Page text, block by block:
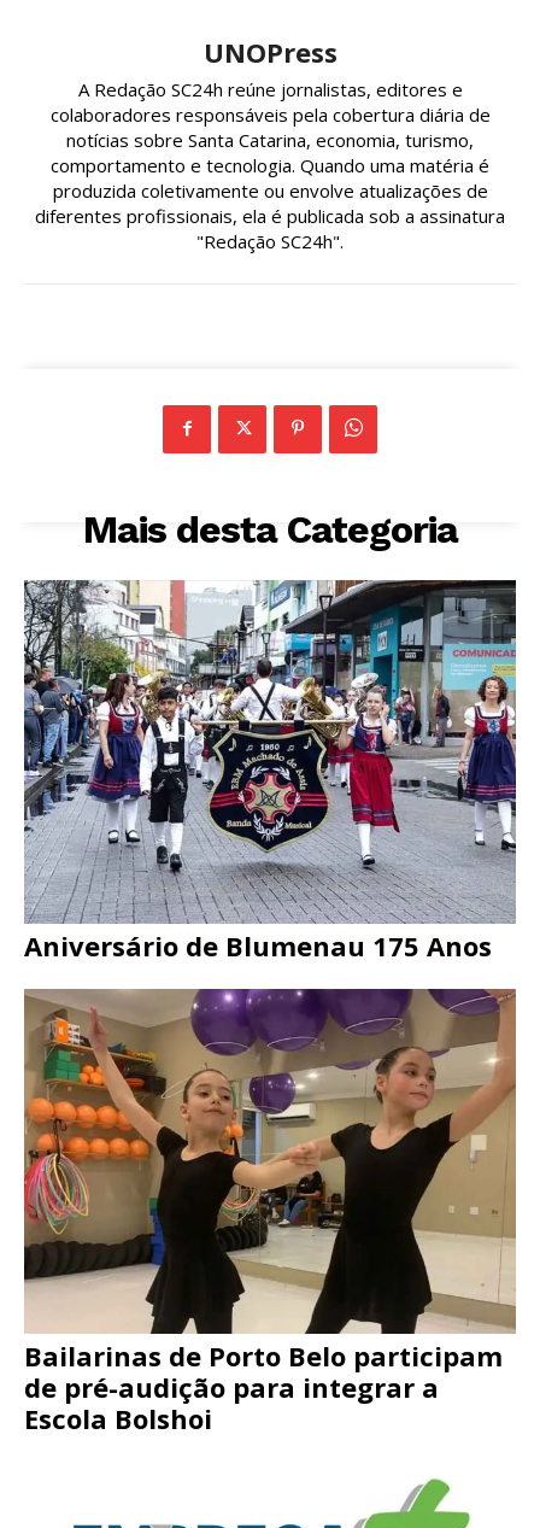
UNOPress
A Redação SC24h reúne jornalistas, editores e
colaboradores responsáveis pela cobertura diária de
notícias sobre Santa Catarina, economia, turismo,
comportamento e tecnologia. Quando uma matéria é
produzida coletivamente ou envolve atualizações de
diferentes profissionais, ela é publicada sob a assinatura
"Redação SC24h".
Mais desta Categoria
Aniversário de Blumenau 175 Anos
Bailarinas de Porto Belo participam
de pré-audição para integrar a
Escola Bolshoi